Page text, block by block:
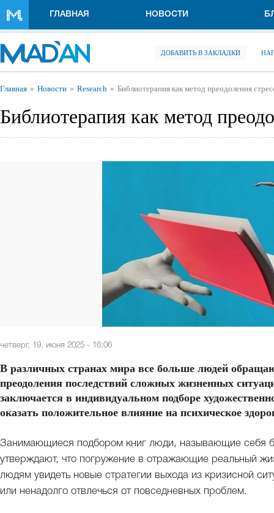
ГЛАВНАЯ НОВОСТИ
ДОБАВИТЬ В ЗАКЛАДКИ
Вы здесь
Главная Новости Research Библиотерапия как метод преодоления
Библиотерапия как метод
четверг, 19. июня 2025 - 16:06
В различных странах мира все больше людей
преодоления последствий сложных жизненных
заключается в индивидуальном подборе
оказать положительное влияние на психическое
Занимающиеся подбором книг люди, называющие себя
утверждают, что погружение в отражающие реальный
людям увидеть новые стратегии выхода из кризисной
или ненадолго отвлечься от повседневных проблем.